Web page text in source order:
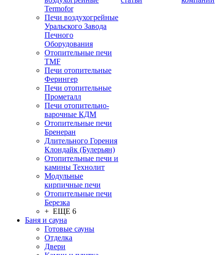
Termofor
Печи воздухогрейные
Уральского Завода
Печного
Оборудования
Отопительные печи
TMF
Печи отопительные
Ферингер
Печи отопительные
Прометалл
Печи отопительно-
варочные КДМ
Отопительные печи
Бренеран
Длительного Горения
Клондайк (Булерьян)
Отопительные печи и
камины Технолит
Модульные
кирпичные печи
Отопительные печи
Березка
+ ЕЩЕ 6
Баня и сауна
Готовые сауны
Отделка
Двери